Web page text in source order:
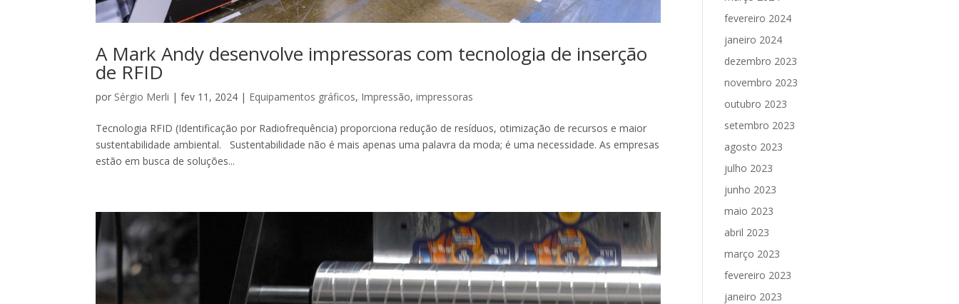
A Mark Andy desenvolve impressoras com tecnologia de inserção
de RFID
por Sérgio Merli |fev 11, 2024 | Equipamentos gráficos, Impressão,impressoras
Tecnologia RFID (Identificação por Radiofrequência) proporciona redução de resíduos, otimização de recursos e maior
sustentabilidade ambiental. Sustentabilidade não é mais apenas uma palavra da moda; é uma necessidade. As empresas
estão em busca de soluções...
fevereiro 2024
janeiro 2024
dezembro 2023
novembro 2023
outubro 2023
setembro 2023
agosto 2023
julho 2023
junho 2023
maio 2023
abril 2023
março 2023
fevereiro 2023
janeiro 2023